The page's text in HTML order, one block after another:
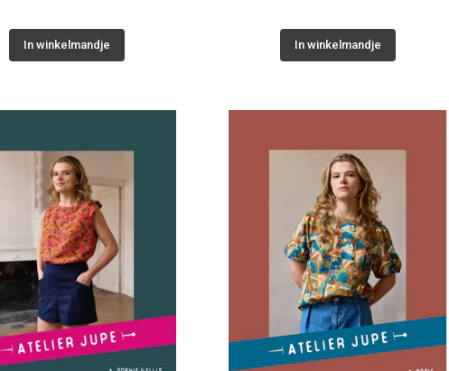
In winkelmandje In winkelmandje